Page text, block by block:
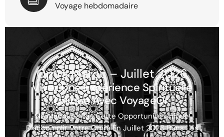
Voyage hebdomadaire
Omra Maroc – Juillet 2026
Vivez Une Expérience Spirituelle
Unique Avec VoyageOr.
Ne Manquez Pas Cette Opportunité Unique
D’accomplir Votre Omra En Juillet 2026 Dans Les